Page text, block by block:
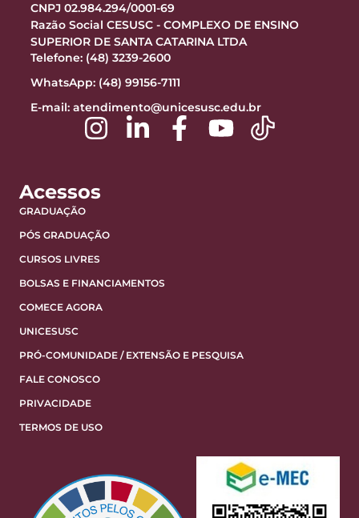
CNPJ 02.984.294/0001-69
Razão Social CESUSC - COMPLEXO DE ENSINO
SUPERIOR DE SANTA CATARINA LTDA
Telefone: (48) 3239-2600
WhatsApp: (48) 99156-7111
E-mail: atendimento@unicesusc.edu.br
Acessos
GRADUAÇÃO
PÓS GRADUAÇÃO
CURSOS LIVRES
BOLSAS E FINANCIAMENTOS
COMECE AGORA
UNICESUSC
PRÓ-COMUNIDADE / EXTENSÃO E PESQUISA
FALE CONOSCO
PRIVACIDADE
TERMOS DE USO